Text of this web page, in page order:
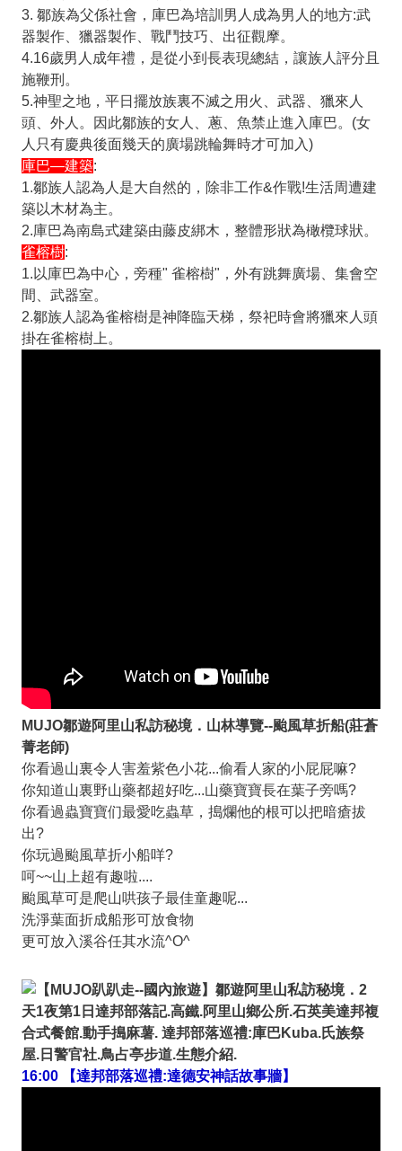
3. 鄒族為父係社會，庫巴為培訓男人成為男人的地方:武
器製作、獵器製作、戰鬥技巧、出征觀摩。
4.16歲男人成年禮，是從小到長表現總結，讓族人評分且
施鞭刑。
5.神聖之地，平日擺放族裏不滅之用火、武器、獵來人
頭、外人。因此鄒族的女人、蔥、魚禁止進入庫巴。(女
人只有慶典後面幾天的廣場跳輪舞時才可加入)
庫巴—建築:
1.鄒族人認為人是大自然的，除非工作&作戰!生活周遭建
築以木材為主。
2.庫巴為南島式建築由藤皮綁木，整體形狀為橄欖球狀。
雀榕樹:
1.以庫巴為中心，旁種" 雀榕樹"，外有跳舞廣場、集會空
間、武器室。
2.鄒族人認為雀榕樹是神降臨天梯，祭祀時會將獵來人頭
掛在雀榕樹上。
MUJO鄒遊阿里山私訪秘境．山林導覽--颱風草折船(莊蒼
菁老師)
你看過山裏令人害羞紫色小花...偷看人家的小屁屁嘛?
你知道山裏野山藥都超好吃...山藥寶寶長在葉子旁嗎?
你看過蟲寶寶们最愛吃蟲草，搗爛他的根可以把暗瘡拔
出?
你玩過颱風草折小船咩?
呵~~山上超有趣啦....
颱風草可是爬山哄孩子最佳童趣呢...
洗淨葉面折成船形可放食物
更可放入溪谷任其水流^O^
16:00 【達邦部落巡禮:達德安神話故事牆】